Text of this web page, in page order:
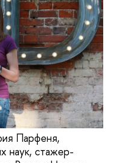
Парфеня,
наук, стажер-